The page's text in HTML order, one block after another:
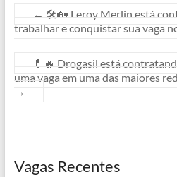
o
A
p
a
n
g
r
d
s
← 🛠️🏡 Leroy Merlin está
trabalhar e conquistar sua vaga
💊🔥 Drogasil está
uma vaga em uma das maiores
→
Vagas Recentes